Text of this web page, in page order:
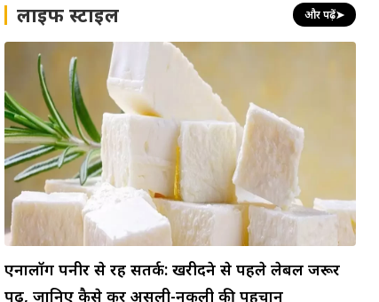
लाइफ स्टाइल और पढ़ें➤
एनालॉग पनीर से रहें सतर्क: खरीदने से पहले लेबल जरूर
पढ़ें, जानिए कैसे करें असली-नकली की पहचान